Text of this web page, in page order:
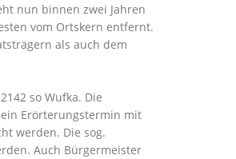
nun binnen zwei Jahren
vom Ortskern entfernt.
als auch dem
so Wufka. Die
Erörterungstermin mit
werden. Die sog.
Auch Bürgermeister